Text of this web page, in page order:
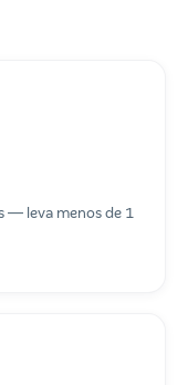
— leva menos de 1